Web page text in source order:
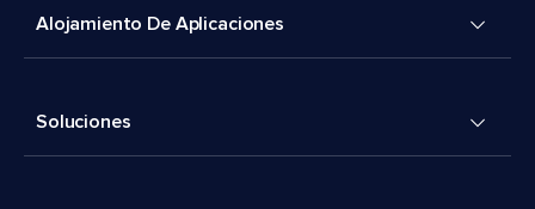
Alojamiento De Aplicaciones
Soluciones